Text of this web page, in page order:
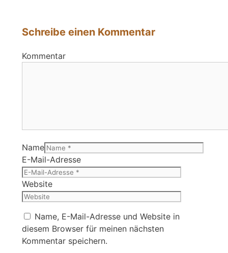
Schreibe einen Kommentar
Kommentar
Name
E-Mail-Adresse
Website
Name, E-Mail-Adresse und Website in
diesem Browser für meinen nächsten
Kommentar speichern.